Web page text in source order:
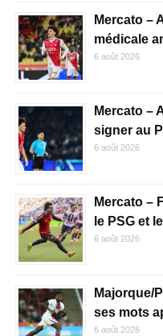
Mercato –
médicale
6 août 2026
Mercato –
signer au
6 août 2026
Mercato –
le PSG et
6 août 2026
Majorque/
ses mots
6 août 2026